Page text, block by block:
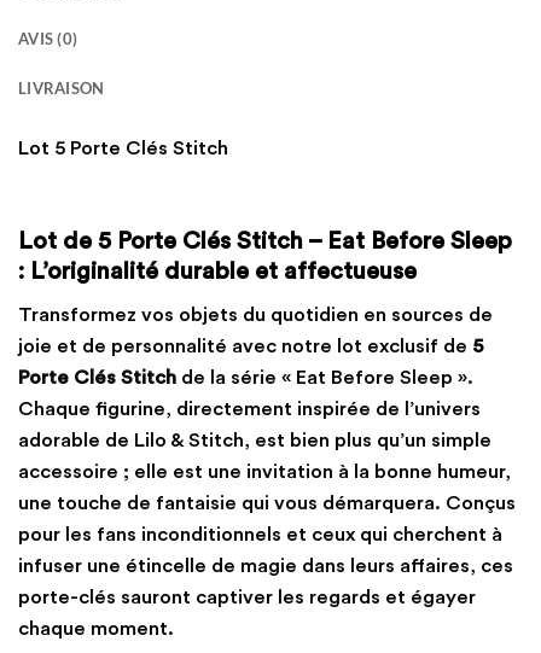
AVIS (0)
LIVRAISON
Lot 5 Porte Clés Stitch
Lot de 5 Porte Clés Stitch – Eat Before Sleep
: L’originalité durable et affectueuse
Transformez vos objets du quotidien en sources de
joie et de personnalité avec notre lot exclusif de 5
Porte Clés Stitch de la série « Eat Before Sleep ».
Chaque figurine, directement inspirée de l’univers
adorable de Lilo & Stitch, est bien plus qu’un simple
accessoire ; elle est une invitation à la bonne humeur,
une touche de fantaisie qui vous démarquera. Conçus
pour les fans inconditionnels et ceux qui cherchent à
infuser une étincelle de magie dans leurs affaires, ces
porte-clés sauront captiver les regards et égayer
chaque moment.